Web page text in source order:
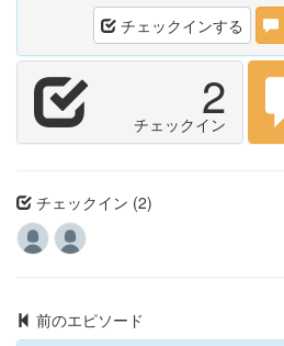
チェックインする
2
チェックイン
チェックイン (2)
前のエピソード